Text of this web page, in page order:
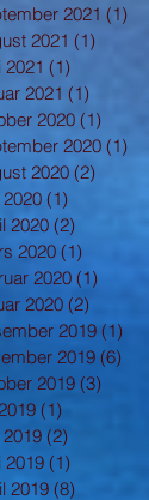
2021 (1)
2021 (1)
2021 (1)
2021 (1)
2020 (1)
2020 (1)
2020 (2)
2020 (1)
2020 (2)
2020 (1)
2020 (1)
2020 (2)
2019 (1)
2019 (6)
2019 (3)
(1)
2019 (2)
2019 (1)
2019 (8)